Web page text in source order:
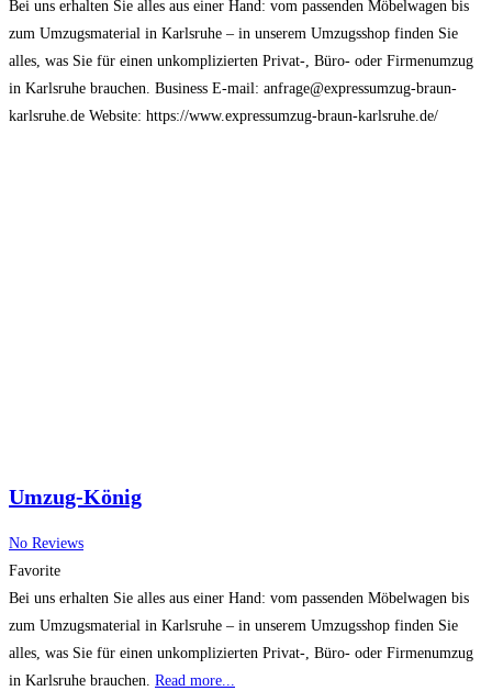
Bei uns erhalten Sie alles aus einer Hand: vom passenden Möbelwagen bis
zum Umzugsmaterial in Karlsruhe – in unserem Umzugsshop finden Sie
alles, was Sie für einen unkomplizierten Privat-, Büro- oder Firmenumzug
in Karlsruhe brauchen. Business E-mail: anfrage@expressumzug-braun-
karlsruhe.de Website: https://www.expressumzug-braun-karlsruhe.de/
Umzug-König
No Reviews
Favorite
Bei uns erhalten Sie alles aus einer Hand: vom passenden Möbelwagen bis
zum Umzugsmaterial in Karlsruhe – in unserem Umzugsshop finden Sie
alles, was Sie für einen unkomplizierten Privat-, Büro- oder Firmenumzug
in Karlsruhe brauchen. Read more...